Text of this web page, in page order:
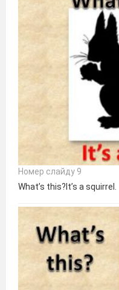
Номер слайду 9
What’s this?It’s a squirrel.